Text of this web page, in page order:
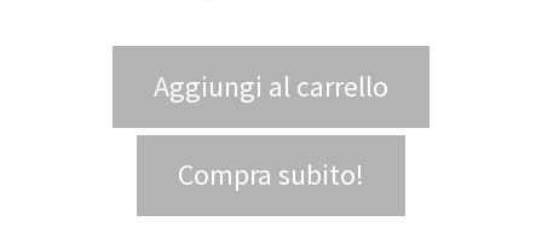
Aggiungi al carrello
Compra subito!